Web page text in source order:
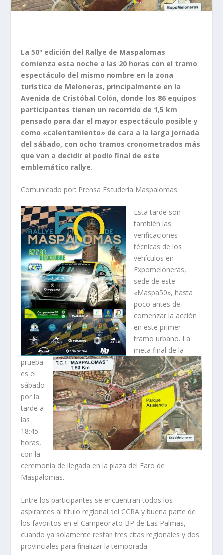
La 50º edición del Rallye de Maspalomas
comienza esta noche a las 20 horas con el tramo
espectáculo del mismo nombre en la zona
turística de Meloneras, principalmente en la
Avenida de Cristóbal Colón, donde los 86 equipos
participantes tienen un recorrido de 1,5 km
pensado para dar el mayor espectáculo posible y
como «calentamiento» de cara a la larga jornada
del sábado, con ocho tramos cronometrados más
que van a decidir el podio final de este
emblemático rallye.
Comunicado por: Prensa Escudería Maspalomas.
Esta tarde son
también las
verificaciones
técnicas de los
vehículos en
Expomeloneras,
sede de este
«Maspa50», hasta
poco antes de
comenzar la acción
en este primer
tramo urbano. La
meta final de la
prueba
es el
sábado
por la
tarde a
las
18:45
horas,
con la
ceremonia de llegada en la plaza del Faro de
Maspalomas.
Entre los participantes se encuentran todos los
aspirantes al título regional del CCRA y buena parte de
los favoritos en el Campeonato BP de Las Palmas,
cuando ya solamente restan tres citas regionales y dos
provinciales para finalizar la temporada.